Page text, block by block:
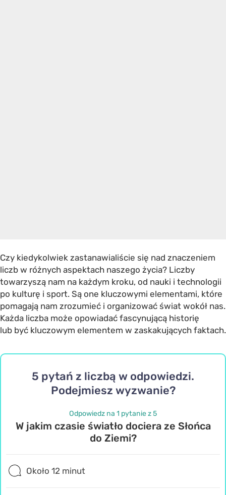
Czy kiedykolwiek zastanawialiście się nad znaczeniem
liczb w różnych aspektach naszego życia? Liczby
towarzyszą nam na każdym kroku, od nauki i technologii
po kulturę i sport. Są one kluczowymi elementami, które
pomagają nam zrozumieć i organizować świat wokół nas.
Każda liczba może opowiadać fascynującą historię
lub być kluczowym elementem w zaskakujących faktach.
5 pytań z liczbą w odpowiedzi.
Podejmiesz wyzwanie?
Odpowiedz na 1 pytanie z 5
W jakim czasie światło dociera ze Słońca
do Ziemi?
Około 12 minut